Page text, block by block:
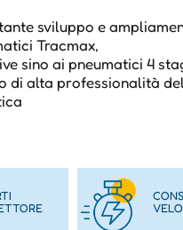
sviluppo e
Tracmax,
sino ai pneumatici 4
di alta professionalità